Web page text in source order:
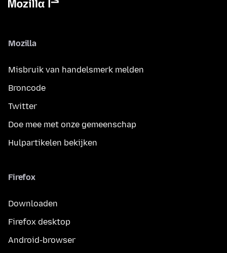
Mozilla
Misbruik van handelsmerk melden
Broncode
Twitter
Doe mee met onze gemeenschap
Hulpartikelen bekijken
Firefox
Downloaden
Firefox desktop
Android-browser